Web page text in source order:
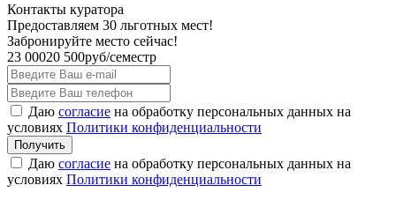
Контакты куратора
Предоставляем 30 льготных мест!
Забронируйте место сейчас!
23 00020 500руб/семестр
Даю согласие на обработку персональных данных на
условиях Политики конфиденциальности
Даю согласие на обработку персональных данных на
условиях Политики конфиденциальности